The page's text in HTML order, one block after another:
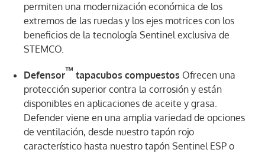
permiten una modernización económica de los
extremos de las ruedas y los ejes motrices con los
beneficios de la tecnología Sentinel exclusiva de
STEMCO.
Defensor™ tapacubos compuestos Ofrecen una
protección superior contra la corrosión y están
disponibles en aplicaciones de aceite y grasa.
Defender viene en una amplia variedad de opciones
de ventilación, desde nuestro tapón rojo
característico hasta nuestro tapón Sentinel ESP o